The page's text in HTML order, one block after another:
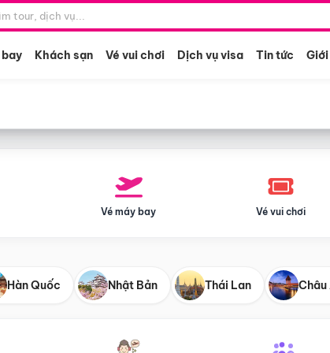
bay Khách sạn Vé vui chơi Dịch vụ visa Tin tức
Vé máy bay Vé vui chơi
Hàn Quốc Nhật Bản Thái Lan Châu